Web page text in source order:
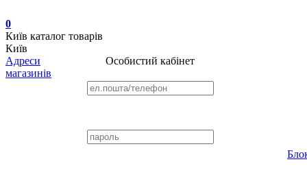
0
Київ каталог товарів
Київ
Адреси
магазинів
Особистий кабінет